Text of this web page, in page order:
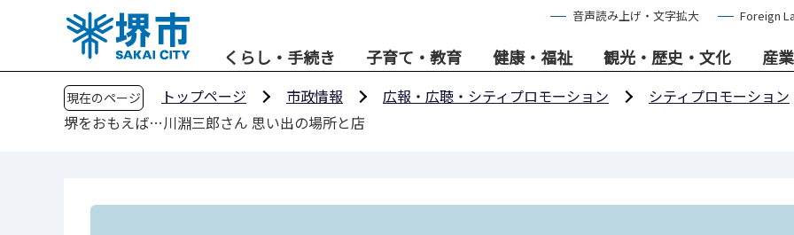
音声読み上げ・文字拡大 Foreign
くらし・手続き 子育て・教育 健康・福祉 観光・歴史・文化 産
現在のページ トップページ 市政情報 広報・広聴・シティプロモーション
シティプロモーション
堺をおもえば…川淵三郎さん 思い出の場所と店